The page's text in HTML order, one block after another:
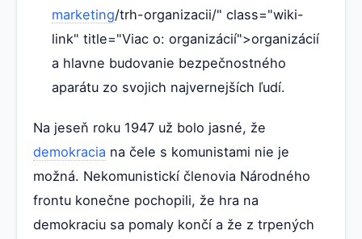
marketing/trh-organizacii/" class="wiki-
link" title="Viac o: organizácií">organizácií
a hlavne budovanie bezpečnostného
aparátu zo svojich najvernejších ľudí.
Na jeseň roku 1947 už bolo jasné, že
demokracia na čele s komunistami nie je
možná. Nekomunistickí členovia Národného
frontu konečne pochopili, že hra na
demokraciu sa pomaly končí a že z trpených